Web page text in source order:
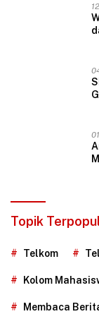
Topik
Telkom
Kolom
Membaca